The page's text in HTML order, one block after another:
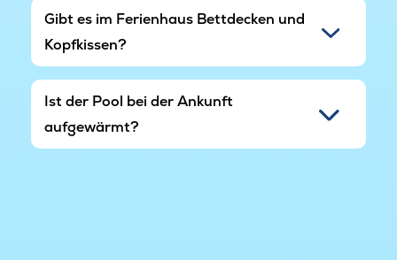
Gibt es im Ferienhaus Bettdecken und
Kopfkissen?
Ist der Pool bei der Ankunft
aufgewärmt?